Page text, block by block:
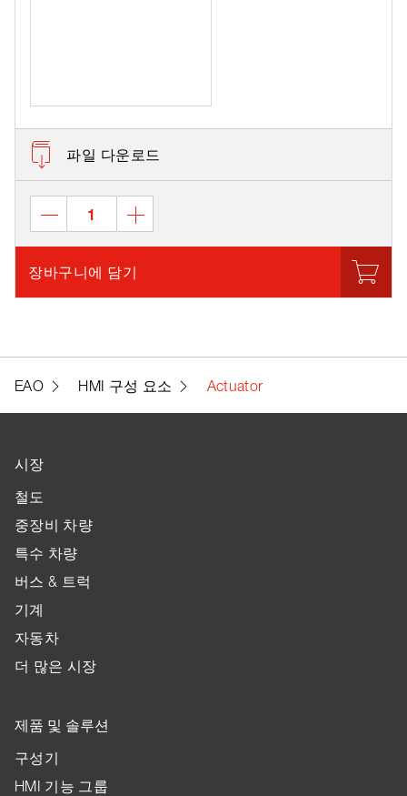
파일 다운로드
장바구니에 담기
EAO HMI 구성 요소 Actuator
시장
철도
중장비 차량
특수 차량
버스 & 트럭
기계
자동차
더 많은 시장
제품 및 솔루션
구성기
HMI 기능 그룹